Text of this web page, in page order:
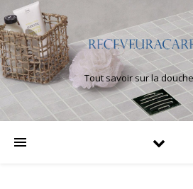
Tout savoir sur la